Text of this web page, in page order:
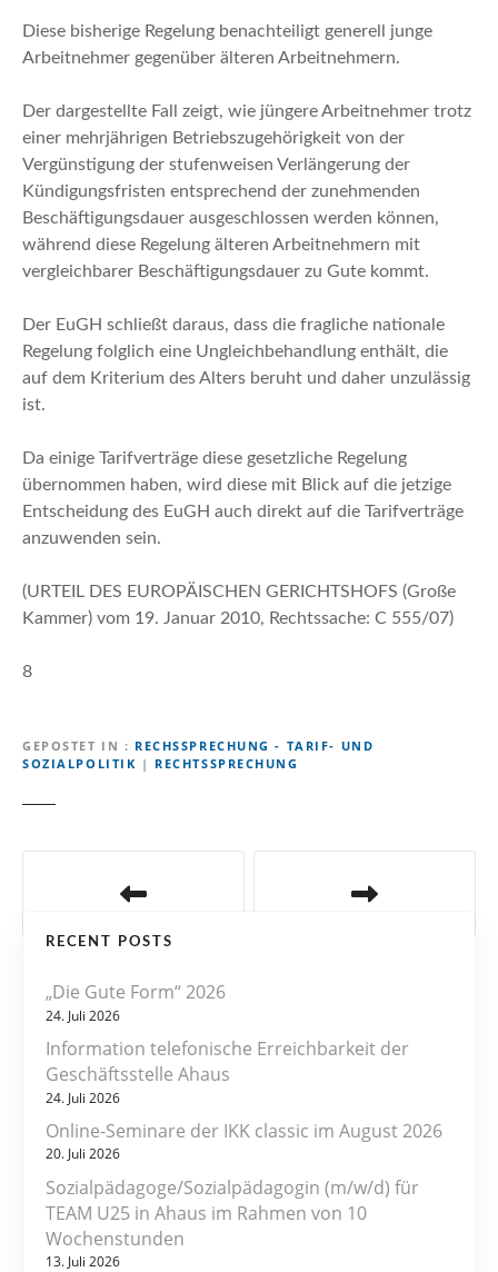
Diese bisherige Regelung benachteiligt generell junge
Arbeitnehmer gegenüber älteren Arbeitnehmern.
Der dargestellte Fall zeigt, wie jüngere Arbeitnehmer trotz
einer mehrjährigen Betriebszugehörigkeit von der
Vergünstigung der stufenweisen Verlängerung der
Kündigungsfristen entsprechend der zunehmenden
Beschäftigungsdauer ausgeschlossen werden können,
während diese Regelung älteren Arbeitnehmern mit
vergleichbarer Beschäftigungsdauer zu Gute kommt.
Der EuGH schließt daraus, dass die fragliche nationale
Regelung folglich eine Ungleichbehandlung enthält, die
auf dem Kriterium des Alters beruht und daher unzulässig
ist.
Da einige Tarifverträge diese gesetzliche Regelung
übernommen haben, wird diese mit Blick auf die jetzige
Entscheidung des EuGH auch direkt auf die Tarifverträge
anzuwenden sein.
(URTEIL DES EUROPÄISCHEN GERICHTSHOFS (Große
Kammer) vom 19. Januar 2010, Rechtssache: C 555/07)
8
GEPOSTET IN
RECHSSPRECHUNG - TARIF- UND
SOZIALPOLITIK | RECHTSSPRECHUNG
RECENT POSTS
„Die Gute Form“ 2026
24. Juli 2026
Information telefonische Erreichbarkeit der
Geschäftsstelle Ahaus
24. Juli 2026
Online-Seminare der IKK classic im August 2026
20. Juli 2026
Sozialpädagoge/Sozialpädagogin (m/w/d) für
TEAM U25 in Ahaus im Rahmen von 10
Wochenstunden
13. Juli 2026